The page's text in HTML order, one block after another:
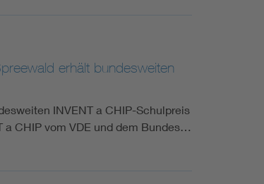
erhält bundesweiten
INVENT a CHIP-Schulpreis
a CHIP vom VDE und dem Bundes…